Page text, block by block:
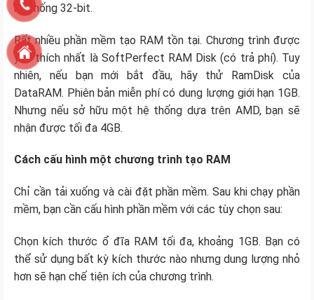
hệ thống 32-bit.
Rất nhiều phần mềm tạo RAM tồn tại. Chương trình được
yêu thích nhất là SoftPerfect RAM Disk (có trả phí). Tuy
nhiên, nếu bạn mới bắt đầu, hãy thử RamDisk của
DataRAM. Phiên bản miễn phí có dung lượng giới hạn 1GB.
Nhưng nếu sở hữu một hệ thống dựa trên AMD, bạn sẽ
nhận được tối đa 4GB.
Cách cấu hình một chương trình tạo RAM
Chỉ cần tải xuống và cài đặt phần mềm. Sau khi chạy phần
mềm, bạn cần cấu hình phần mềm với các tùy chọn sau:
Chọn kích thước ổ đĩa RAM tối đa, khoảng 1GB. Bạn có
thể sử dụng bất kỳ kích thước nào nhưng dung lượng nhỏ
hơn sẽ hạn chế tiện ích của chương trình.